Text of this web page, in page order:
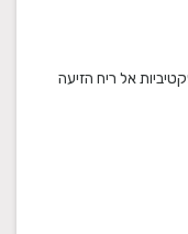
באפקטיביות אל ריח הזיעה